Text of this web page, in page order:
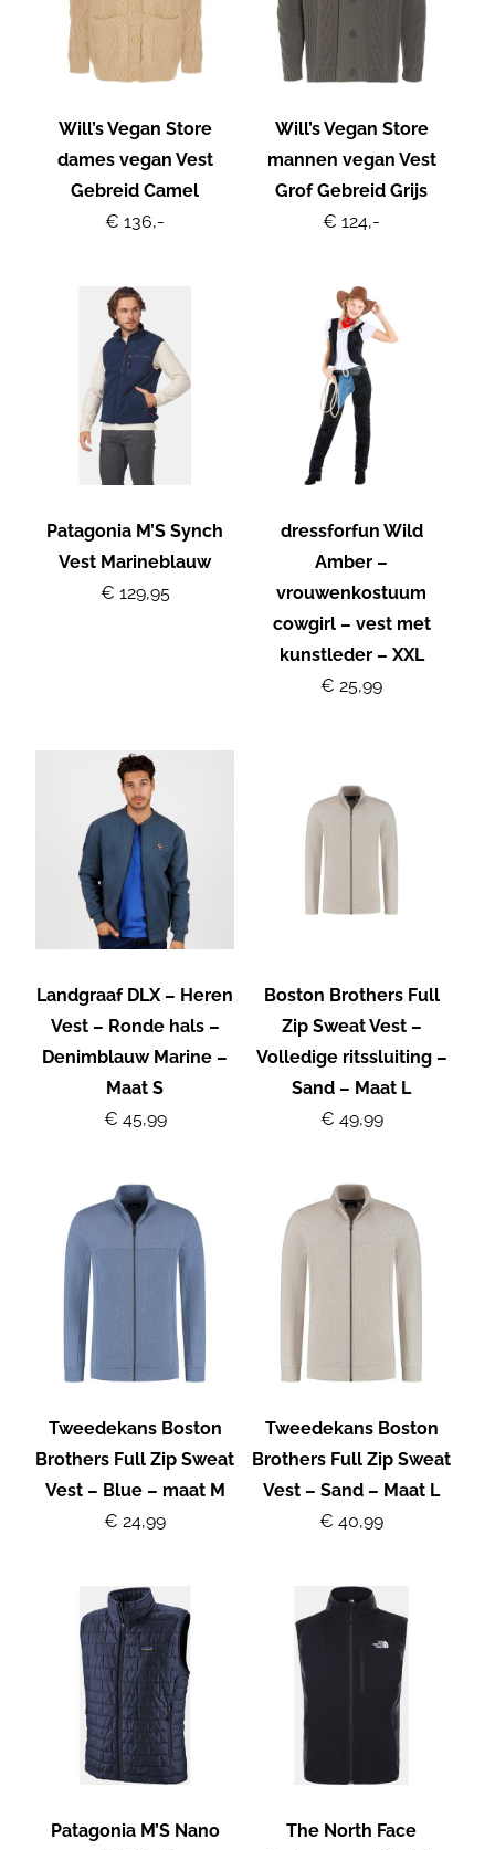
Will’s Vegan Store
dames vegan Vest
Gebreid Camel
€ 136,-
Will’s Vegan Store
mannen vegan Vest
Grof Gebreid Grijs
€ 124,-
Patagonia M’S Synch
Vest Marineblauw
€ 129,95
dressforfun Wild
Amber –
vrouwenkostuum
cowgirl – vest met
kunstleder – XXL
€ 25,99
Landgraaf DLX – Heren
Vest – Ronde hals –
Denimblauw Marine –
Maat S
€ 45,99
Boston Brothers Full
Zip Sweat Vest –
Volledige ritssluiting –
Sand – Maat L
€ 49,99
Tweedekans Boston
Brothers Full Zip Sweat
Vest – Blue – maat M
€ 24,99
Tweedekans Boston
Brothers Full Zip Sweat
Vest – Sand – Maat L
€ 40,99
Patagonia M’S Nano
The North Face